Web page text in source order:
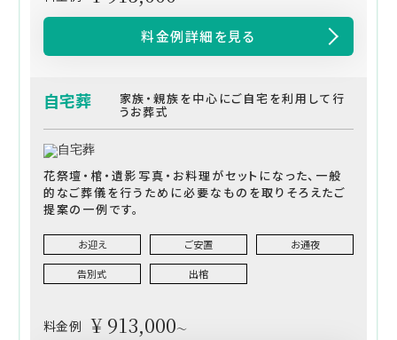
料金例詳細を見る
自宅葬 家族・親族を中心にご自宅を利用して行
うお葬式
花祭壇・棺・遺影写真・お料理がセットになった、一般
的なご葬儀を行うために必要なものを取りそろえたご
提案の一例です。
お迎え ご安置 お通夜
告別式 出棺
料金例 ¥ 913,000～